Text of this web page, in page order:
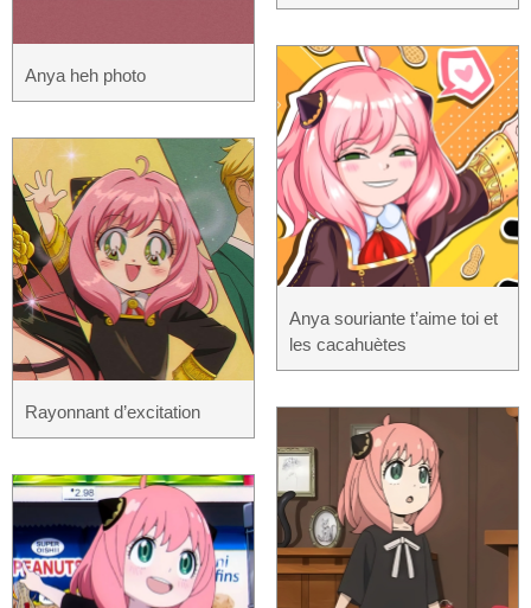
Anya heh photo
Rayonnant d’excitation
Anya souriante t’aime toi et
les cacahuètes